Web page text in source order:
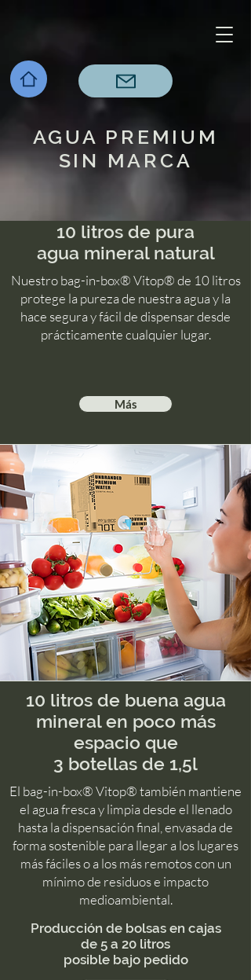
AGUA PREMIUM
SIN MARCA
10 litros de pura
agua mineral natural
Nuestro bag-in-box® Vitop® de 10 litros
protege la pureza de nuestra agua y la
hace segura y fácil de dispensar desde
prácticamente cualquier lugar.
Más
10 litros de buena agua
mineral en poco más
espacio que
3 botellas de 1,5l
El bag-in-box® Vitop® también mantiene
el agua fresca y limpia desde el llenado
hasta la dispensación final, envasada de
forma sostenible para llegar a los lugares
más fáciles o a los más remotos con un
mínimo de residuos e impacto
medioambiental.
Producción de bolsas en cajas
de 5 a 20 litros
posible bajo pedido